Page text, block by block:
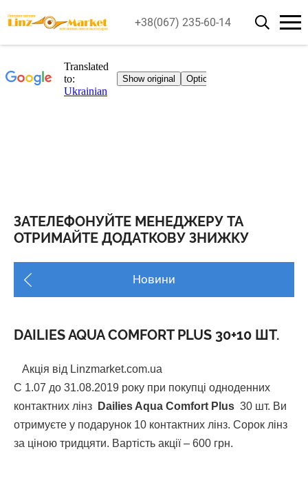
+38(067) 235-60-14
ЗАТЕЛЕФОНУЙТЕ МЕНЕДЖЕРУ ТА
ОТРИМАЙТЕ ДОДАТКОВУ ЗНИЖКУ
Новини
DAILIES AQUA COMFORT PLUS 30+10 ШТ.
Акція від Linzmarket.com.ua
C 1.07 до 31.08.2019 року при покупці одноденних
контактних лінз
Dailies Aqua Comfort Plus 30 шт. Ви
отримуєте у подарунок 10 контактних лінз. Сорок лінз
за ціною тридцяти. Вартість акції – 600 грн.